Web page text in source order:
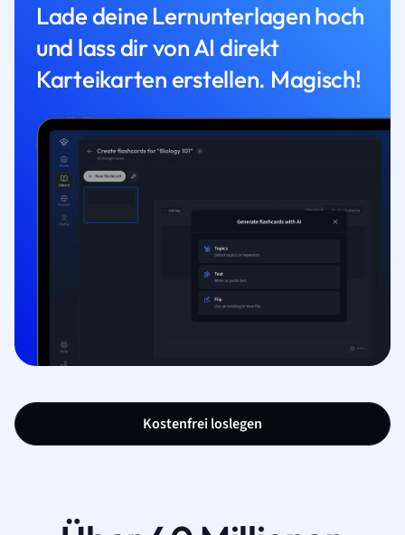
Lade deine Lernunterlagen hoch
und lass dir von AI direkt
Karteikarten erstellen. Magisch!
Kostenfrei loslegen